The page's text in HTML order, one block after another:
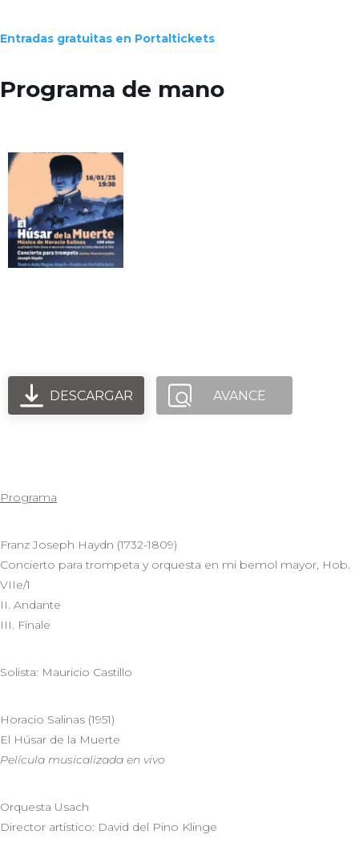
Entradas gratuitas en Portaltickets
Programa de mano
DESCARGAR AVANCE
Programa
Franz Joseph Haydn (1732-1809)
Concierto para trompeta y orquesta en mi bemol mayor, Hob.
VIIe/1
II. Andante
III. Finale
Solista: Mauricio Castillo
Horacio Salinas (1951)
El Húsar de la Muerte
Película musicalizada en vivo
Orquesta Usach
Director artístico: David del Pino Klinge